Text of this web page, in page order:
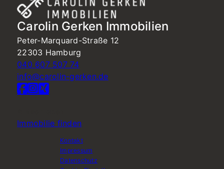
Carolin Gerken Immobilien
Peter-Marquard-Straße 12
22303 Hamburg
040 607 507 74
info@carolin-gerken.de
Immobilie finden
Kontakt
Impressum
Datenschutz